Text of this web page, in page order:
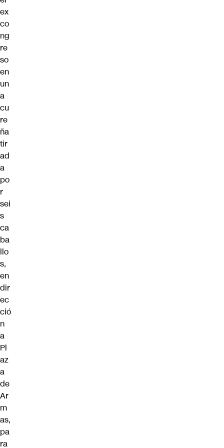
ex
co
ng
re
so
en
un
a
cu
re
ña
tir
ad
a
po
r
sei
s
ca
ba
llo
s,
en
dir
ec
ció
n
a
Pl
az
a
de
Ar
m
as,
pa
ra